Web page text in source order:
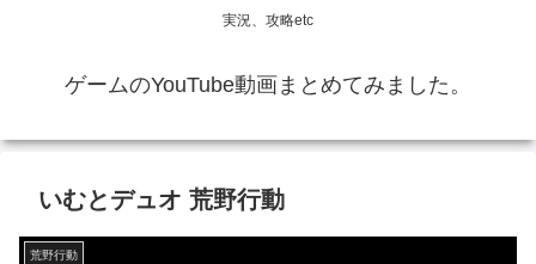
実況、攻略etc
ゲームのYouTube動画まとめてみました。
いむとデュオ 荒野行動
荒野行動